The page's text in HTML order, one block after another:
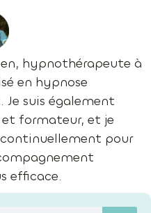
hypnothérapeute à
en hypnose
suis également
formateur, et je
pour
efficace.